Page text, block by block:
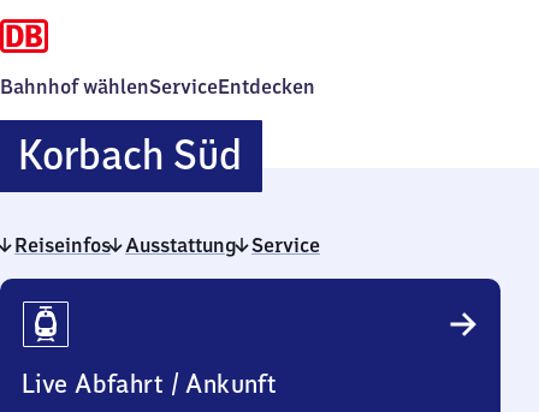
Bahnhof wählenServiceEntdecken
Korbach Süd
Süd
Reiseinfos Ausstattung Service
Reiseinfos
Live Abfahrt / Ankunft